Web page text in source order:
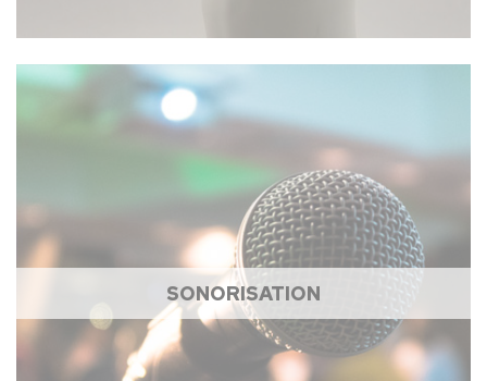
SONORISATION